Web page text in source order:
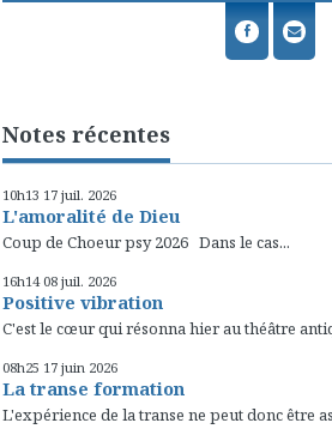
Notes récentes
10h13 17 juil. 2026
L'amoralité de Dieu
Coup de Choeur psy 2026 Dans le cas...
16h14 08 juil. 2026
Positive vibration
C'est le cœur qui résonna hier au théâtre
08h25 17 juin 2026
La transe formation
L'expérience de la transe ne peut donc être